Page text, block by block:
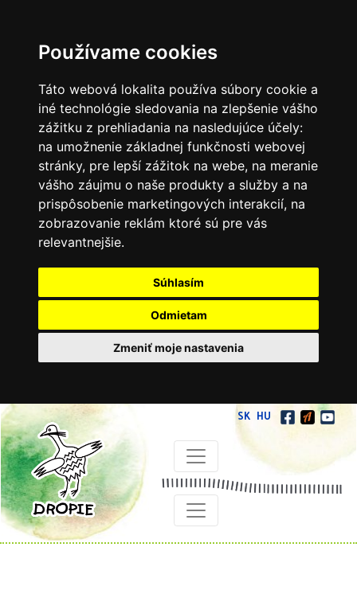
Používame cookies
Táto webová lokalita používa súbory cookie a
iné technológie sledovania na zlepšenie vášho
zážitku z prehliadania na nasledujúce účely:
na umožnenie základnej funkčnosti webovej
stránky, pre lepší zážitok na webe, na meranie
vášho záujmu o naše produkty a služby a na
prispôsobenie marketingových interakcií, na
zobrazovanie reklám ktoré sú pre vás
relevantnejšie.
Súhlasím
Odmietam
Zmeniť moje nastavenia
SK HU